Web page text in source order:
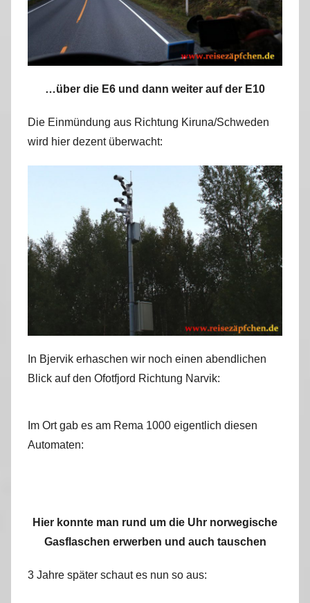
…über die E6 und dann weiter auf der E10
Die Einmündung aus Richtung Kiruna/Schweden
wird hier dezent überwacht:
In Bjervik erhaschen wir noch einen abendlichen
Blick auf den Ofotfjord Richtung Narvik:
Im Ort gab es am Rema 1000 eigentlich diesen
Automaten:
Hier konnte man rund um die Uhr norwegische
Gasflaschen erwerben und auch tauschen
3 Jahre später schaut es nun so aus: